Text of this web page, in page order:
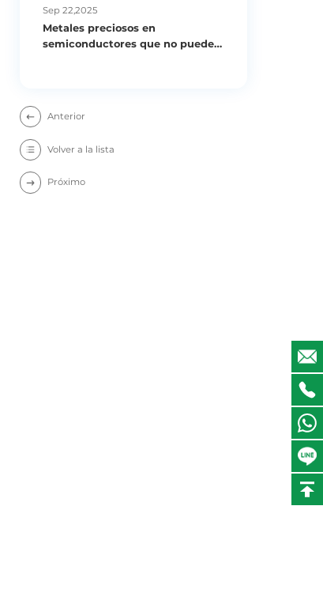
Sep 22,2025
Metales preciosos en
semiconductores que no puede
Anterior
Volver a la lista
Próximo